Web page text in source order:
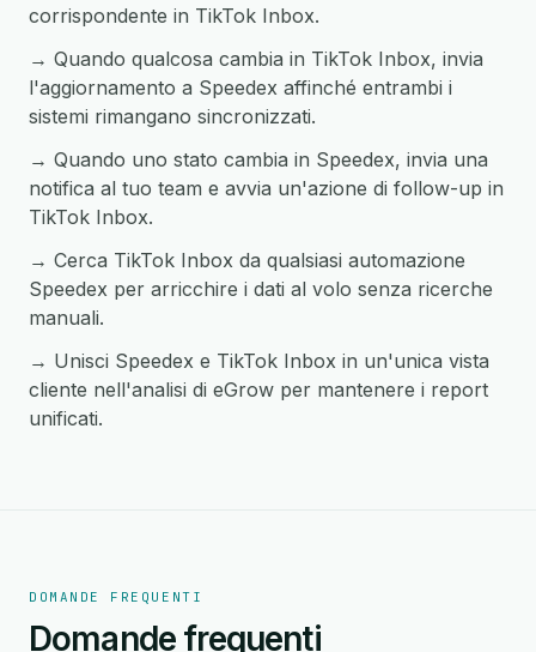
corrispondente in TikTok Inbox.
→ Quando qualcosa cambia in TikTok Inbox, invia
l'aggiornamento a Speedex affinché entrambi i
sistemi rimangano sincronizzati.
→ Quando uno stato cambia in Speedex, invia una
notifica al tuo team e avvia un'azione di follow-up in
TikTok Inbox.
→ Cerca TikTok Inbox da qualsiasi automazione
Speedex per arricchire i dati al volo senza ricerche
manuali.
→ Unisci Speedex e TikTok Inbox in un'unica vista
cliente nell'analisi di eGrow per mantenere i report
unificati.
DOMANDE FREQUENTI
Domande frequenti